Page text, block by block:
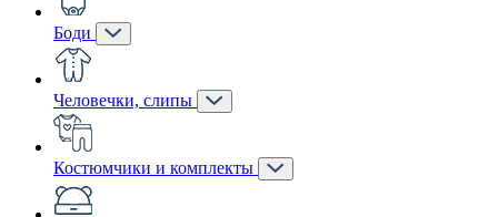
Боди
Человечки, слипы
Костюмчики и комплекты